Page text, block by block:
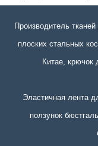
Производитель
плоских стальных
Китае, крючок
Эластичная лента
ползунок